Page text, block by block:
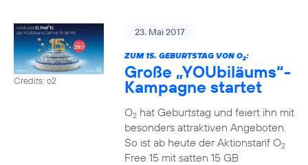
Credits: o2
23. Mai 2017
ZUM 15. GEBURTSTAG VON O2:
Große „YOUbiläums“-
Kampagne startet
O2hat Geburtstag und feiert ihn mit
besonders attraktiven Angeboten.
So ist ab heute der Aktionstarif O2
Free 15 mit satten 15 GB